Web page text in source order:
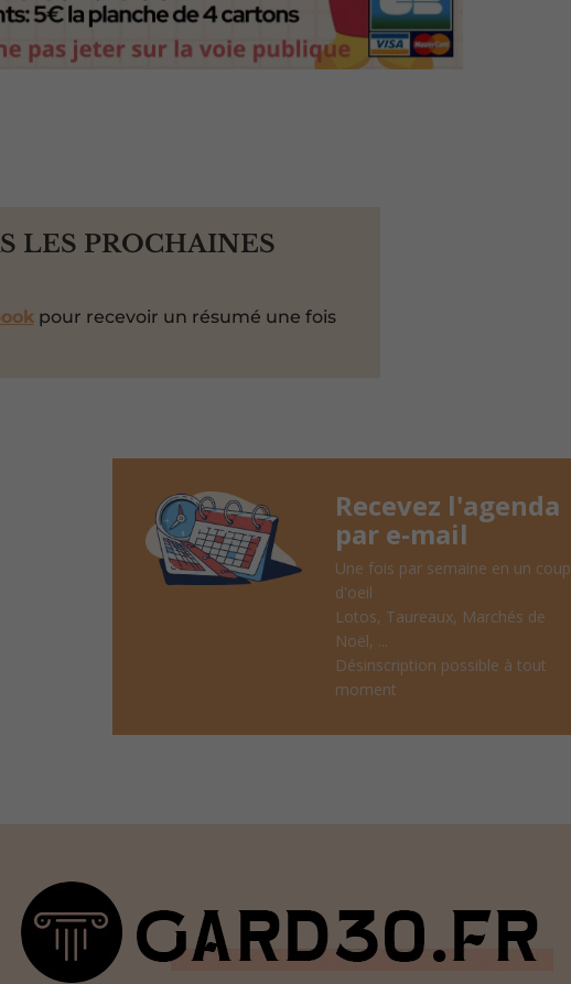
LES PROCHAINES
pour recevoir un résumé une fois
Recevez l'agenda
par e-mail
Une fois par semaine en un coup
d'oeil
Lotos, Taureaux, Marchés de
Noël, ...
Désinscription possible à tout
moment